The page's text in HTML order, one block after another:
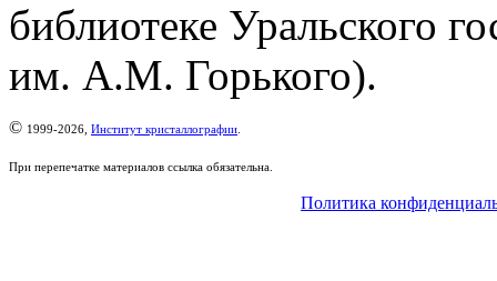
библиотеке Уральского
им. А.М. Горького).
© 1999-2026, Институт кристаллографии
При перепечатке материалов ссылка обязательна.
Политика